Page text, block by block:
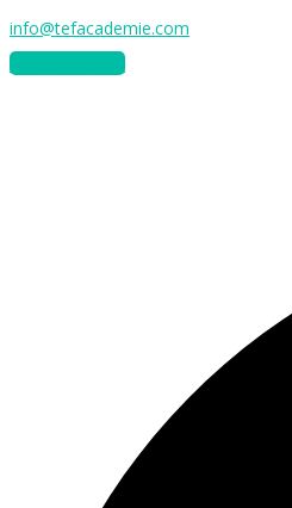
info@tefacademie.com
DÉCOUVREZ